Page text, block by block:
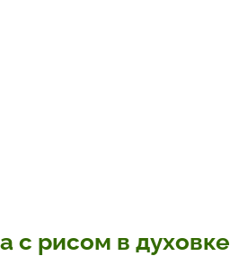
с рисом в духовке